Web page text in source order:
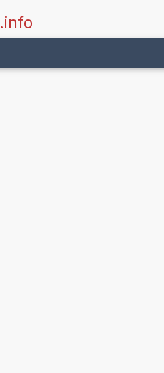
.info